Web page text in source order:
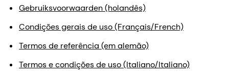
Gebruiksvoorwaarden (holandês)
Condições gerais de uso (Français/French)
Termos de referência (em alemão)
Termos e condições de uso (Italiano/Italiano)